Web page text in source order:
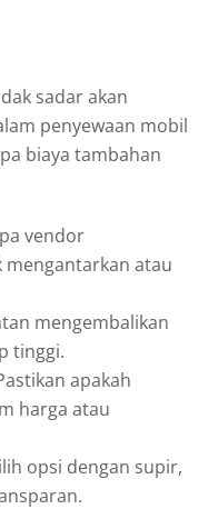
sadar akan
penyewaan mobil
biaya tambahan
vendor
atau
mengembalikan
tinggi.
apakah
harga atau
opsi dengan supir,